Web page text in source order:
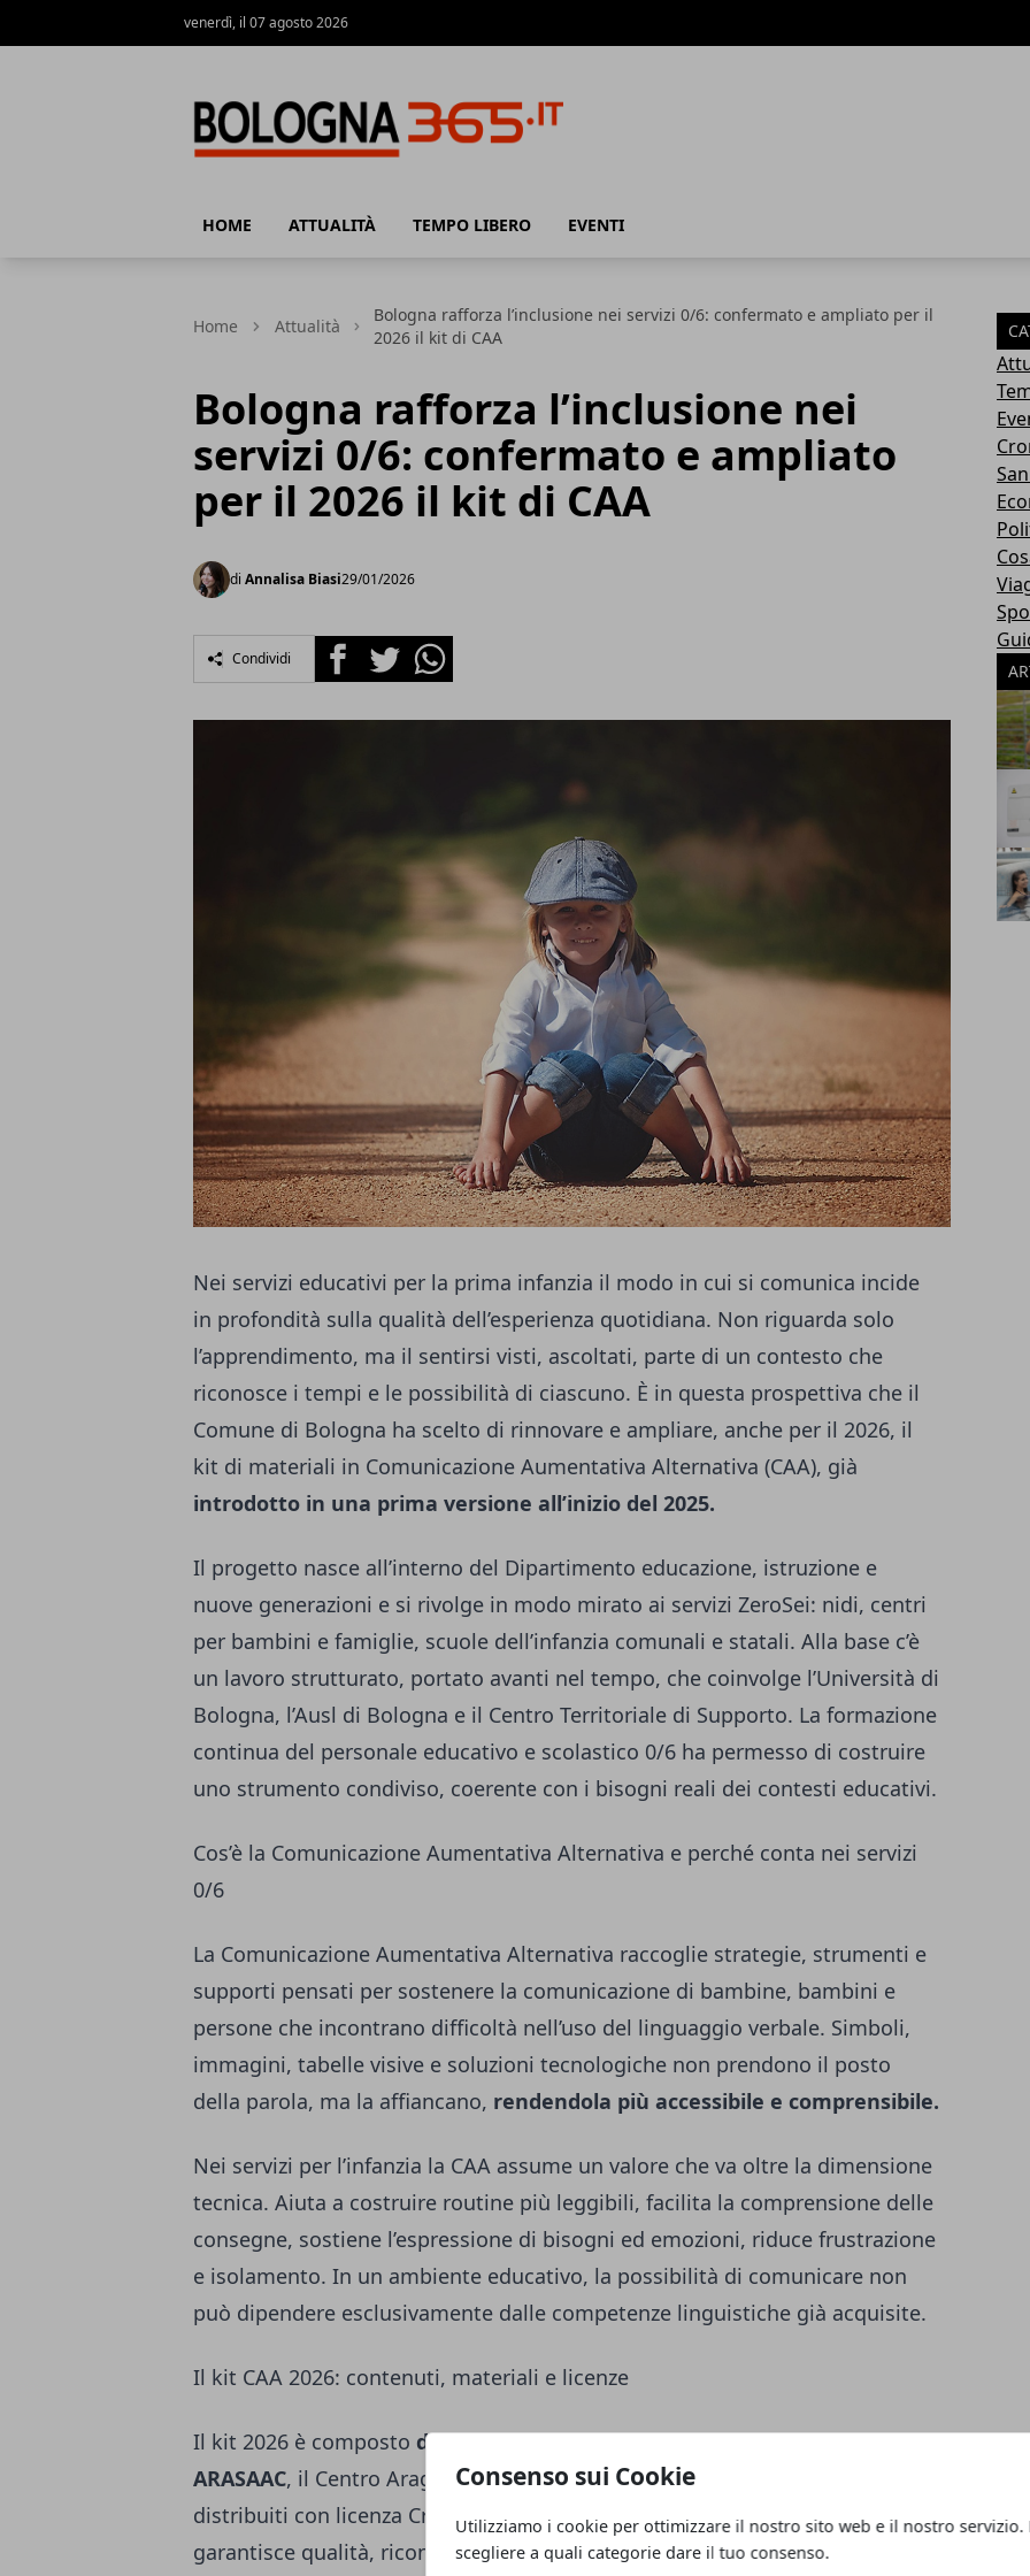
Consenso sui Cookie
Utilizziamo i cookie per ottimizzare il nostro sito web e il nostro servizio.
scegliere a quali categorie dare il tuo consenso.
venerdì, il 07 agosto 2026
HOME ATTUALITÀ TEMPO LIBERO EVENTI
Home Attualità
Bologna rafforza l’inclusione nei servizi 0/6: confermato e ampliato per il
2026 il kit di CAA
Bologna rafforza l’inclusione nei
servizi 0/6: confermato e ampliato
per il 2026 il kit di CAA
di Annalisa Biasi29/01/2026
Condividi FacebookTwitterWhatsapp
Nei servizi educativi per la prima infanzia il modo in cui si comunica incide
in profondità sulla qualità dell’esperienza quotidiana. Non riguarda solo
l’apprendimento, ma il sentirsi visti, ascoltati, parte di un contesto che
riconosce i tempi e le possibilità di ciascuno. È in questa prospettiva che il
Comune di Bologna ha scelto di rinnovare e ampliare, anche per il 2026, il
kit di materiali in Comunicazione Aumentativa Alternativa (CAA), già
introdotto in una prima versione all’inizio del 2025.
Il progetto nasce all’interno del Dipartimento educazione, istruzione e
nuove generazioni e si rivolge in modo mirato ai servizi ZeroSei: nidi, centri
per bambini e famiglie, scuole dell’infanzia comunali e statali. Alla base c’è
un lavoro strutturato, portato avanti nel tempo, che coinvolge l’Università di
Bologna, l’Ausl di Bologna e il Centro Territoriale di Supporto. La formazione
continua del personale educativo e scolastico 0/6 ha permesso di costruire
uno strumento condiviso, coerente con i bisogni reali dei contesti educativi.
Cos’è la Comunicazione Aumentativa Alternativa e perché conta nei servizi
0/6
La Comunicazione Aumentativa Alternativa raccoglie strategie, strumenti e
supporti pensati per sostenere la comunicazione di bambine, bambini e
persone che incontrano difficoltà nell’uso del linguaggio verbale. Simboli,
immagini, tabelle visive e soluzioni tecnologiche non prendono il posto
della parola, ma la affiancano, rendendola più accessibile e comprensibile.
Nei servizi per l’infanzia la CAA assume un valore che va oltre la dimensione
tecnica. Aiuta a costruire routine più leggibili, facilita la comprensione delle
consegne, sostiene l’espressione di bisogni ed emozioni, riduce frustrazione
e isolamento. In un ambiente educativo, la possibilità di comunicare non
può dipendere esclusivamente dalle competenze linguistiche già acquisite.
Il kit CAA 2026: contenuti, materiali e licenze
Il kit 2026 è composto da schede cartacee realizzate con i simboli di
ARASAAC, il Centro Aragonese di Comunicazione Aumentativa e Alternativa,
distribuiti con licenza Creative Commons BY-NC-SA. Questa scelta
garantisce qualità, riconoscibilità dei simboli e la possibilità di adattare i